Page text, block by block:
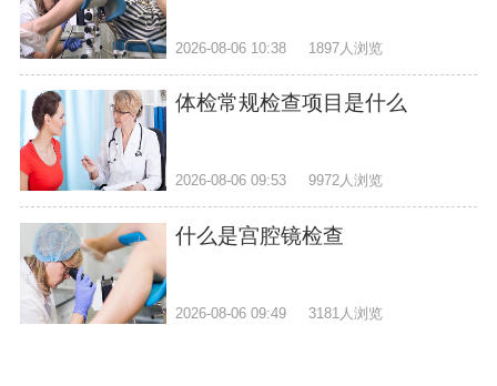
2026-08-06 10:38 1897人浏览
体检常规检查项目是什么
2026-08-06 09:53 9972人浏览
什么是宫腔镜检查
2026-08-06 09:49 3181人浏览